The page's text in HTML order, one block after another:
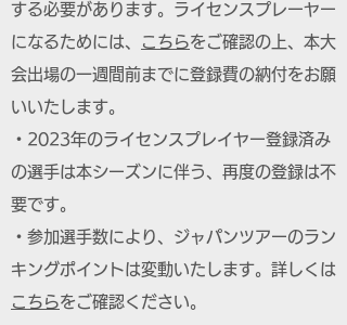
する必要があります。ライセンスプレーヤー
になるためには、
こちらをご確認の上、本大
会出場の一週間前までに登録費の納付をお願
いいたします。
・2023年のライセンスプレイヤー登録済み
の選手は本シーズンに伴う、再度の登録は不
要です。
・参加選手数により、ジャパンツアーのラン
キングポイントは変動いたします。詳しくは
こちらをご確認ください。